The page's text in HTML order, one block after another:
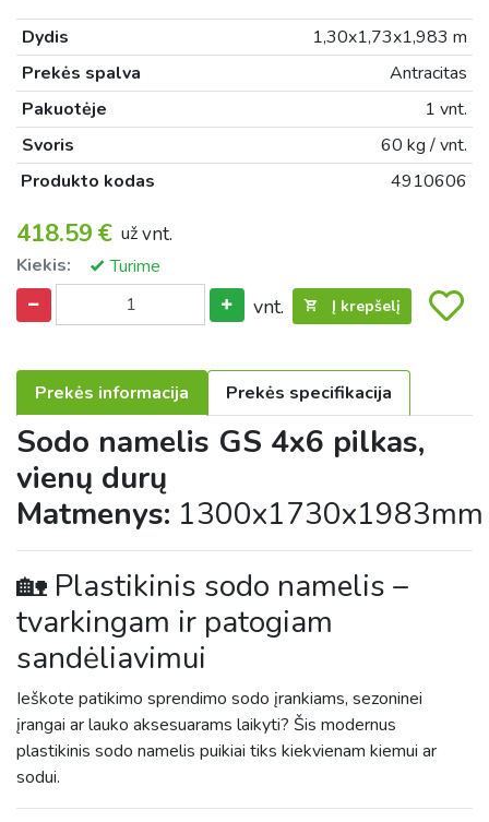
Dydis
1,30x1,73x1,983 m
Prekės spalva
Antracitas
Pakuotėje
1 vnt.
Svoris
60 kg / vnt.
Produkto kodas
4910606
418.59 € užvnt.
Kiekis: Turime
vnt. Į krepšelį
Prekės informacija Prekės specifikacija
Sodo namelis GS 4x6 pilkas,
vienų durų
Matmenys: 1300x1730x1983mm
🏡 Plastikinis sodo namelis –
tvarkingam ir patogiam
sandėliavimui
Ieškote patikimo sprendimo sodo įrankiams, sezoninei
įrangai ar lauko aksesuarams laikyti? Šis modernus
plastikinis sodo namelis puikiai tiks kiekvienam kiemui ar
sodui.